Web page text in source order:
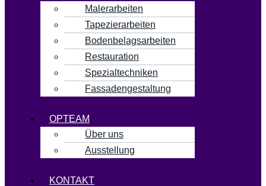
Malerarbeiten
Tapezierarbeiten
Bodenbelagsarbeiten
Restauration
Spezialtechniken
Fassadengestaltung
OPTEAM
Über uns
Ausstellung
KONTAKT